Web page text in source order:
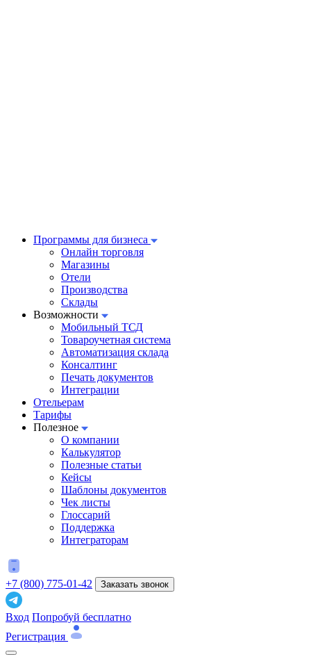
Программы для бизнеса
Онлайн торговля
Магазины
Отели
Производства
Склады
Возможности
Мобильный ТСД
Товароучетная система
Автоматизация склада
Консалтинг
Печать документов
Интеграции
Отельерам
Тарифы
Полезное
О компании
Калькулятор
Полезные статьи
Кейсы
Шаблоны документов
Чек листы
Глоссарий
Поддержка
Интеграторам
+7 (800) 775-01-42 Заказать звонок
Вход Попробуй бесплатно
Регистрация